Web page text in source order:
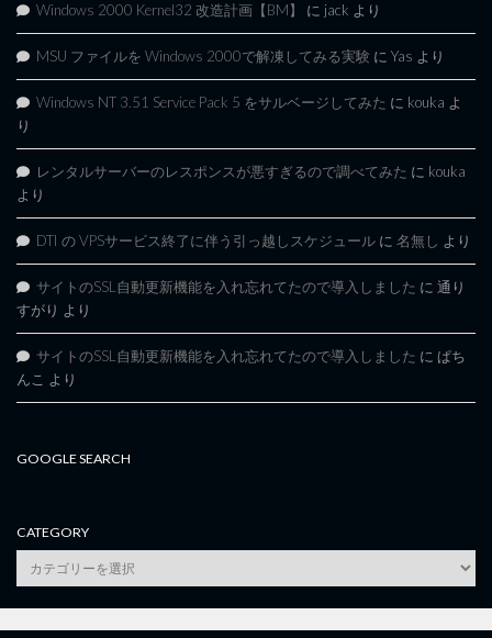
Windows 2000 Kernel32 改造計画【BM】 に jack より
MSU ファイルを Windows 2000で解凍してみる実験 に Yas より
Windows NT 3.51 Service Pack 5 をサルベージしてみた に kouka よ
り
レンタルサーバーのレスポンスが悪すぎるので調べてみた に kouka
より
DTI の VPSサービス終了に伴う引っ越しスケジュール に 名無し より
サイトのSSL自動更新機能を入れ忘れてたので導入しました に 通り
すがり より
サイトのSSL自動更新機能を入れ忘れてたので導入しました に ぱち
んこ より
GOOGLE SEARCH
CATEGORY
category